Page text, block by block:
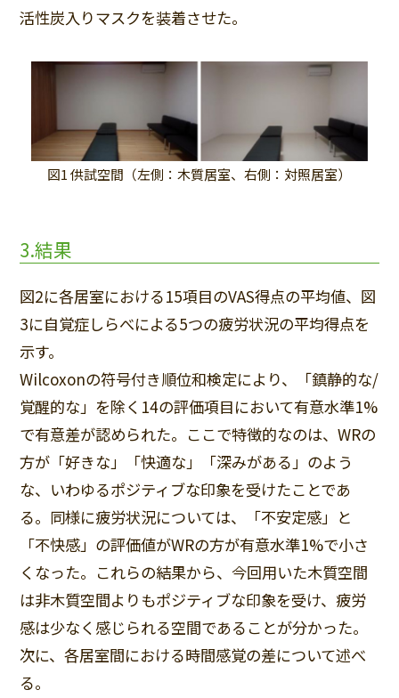
活性炭入りマスクを装着させた。
図1 供試空間（左側：木質居室、右側：対照居室）
3.結果
図2に各居室における15項目のVAS得点の平均値、図
3に自覚症しらべによる5つの疲労状況の平均得点を
示す。
Wilcoxonの符号付き順位和検定により、「鎮静的な/
覚醒的な」を除く14の評価項目において有意水準1%
で有意差が認められた。ここで特徴的なのは、WRの
方が「好きな」「快適な」「深みがある」のよう
な、いわゆるポジティブな印象を受けたことであ
る。同様に疲労状況については、「不安定感」と
「不快感」の評価値がWRの方が有意水準1%で小さ
くなった。これらの結果から、今回用いた木質空間
は非木質空間よりもポジティブな印象を受け、疲労
感は少なく感じられる空間であることが分かった。
次に、各居室間における時間感覚の差について述べ
る。